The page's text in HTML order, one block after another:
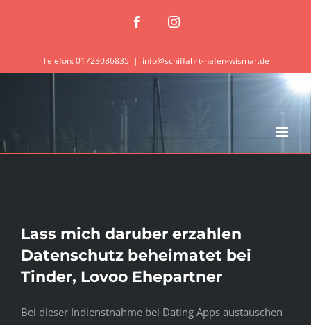
FacebookInstagram
Telefon: 01723086835 | info@schiffahrt-hafen-wismar.de
Lass mich daruber erzahlen
Datenschutz beheimatet bei
Tinder, Lovoo Ehepartner
Bei dieser Indienstnahme bei Dating Apps austauschen